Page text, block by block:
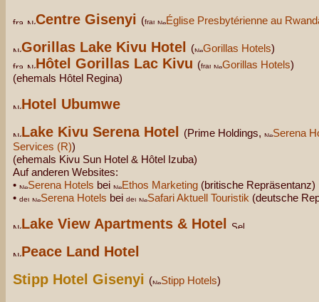
Centre Gisenyi ( Église Presbytérienne au
Gorillas Lake Kivu Hotel ( Gorillas Hotels)
Hôtel Gorillas Lac Kivu ( Gorillas Hotels)
(ehemals Hôtel Regina)
Hotel Ubumwe
Lake Kivu Serena Hotel
(Prime Holdings,
Serena
Services (R))
(ehemals Kivu Sun Hotel & Hôtel Izuba)
Auf anderen Websites:
•
Serena Hotels bei Ethos Marketing (britische Repräsentanz)
•
Serena Hotels bei Safari Aktuell Touristik (deutsche
Lake View Apartments & Hotel
Peace Land Hotel
Stipp Hotel Gisenyi ( Stipp Hotels)